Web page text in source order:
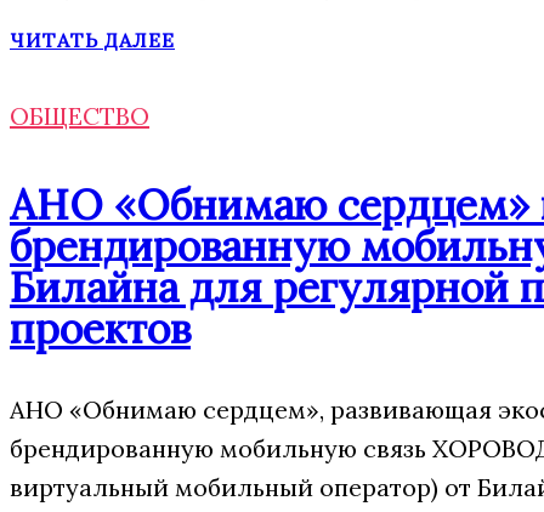
ЧИТАТЬ ДАЛЕЕ
ОБЩЕСТВО
АНО «Обнимаю сердцем»
брендированную
Билайна для регулярной
проектов
АНО «Обнимаю сердцем», развивающая
брендированную мобильную связь
виртуальный мобильный оператор) от